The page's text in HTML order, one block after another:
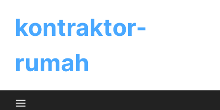
contentkontraktor-
rumah